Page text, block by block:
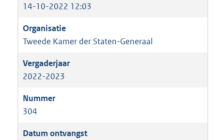
14-10-2022 12:03
Tweede Kamer der Staten-Generaal
2022-2023
304